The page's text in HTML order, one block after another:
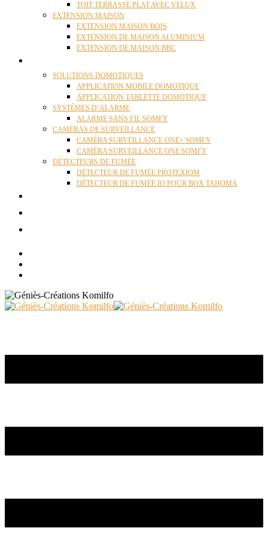
TOIT TERRASSE PLAT AVEC VELUX
EXTENSION MAISON
EXTENSION MAISON BOIS
EXTENSION DE MAISON ALUMINIUM
EXTENSION DE MAISON BBC
SOLUTIONS DOMOTIQUES
APPLICATION MOBILE DOMOTIQUE
APPLICATION TABLETTE DOMOTIQUE
SYSTÈMES D’ALARME
ALARME SANS FIL SOMFY
CAMÉRAS DE SURVEILLANCE
CAMÉRA SURVEILLANCE ONE+ SOMFY
CAMÉRA SURVEILLANCE ONE SOMFY
DÉTECTEURS DE FUMÉE
DÉTECTEUR DE FUMÉE PROTEXIOM
DÉTECTEUR DE FUMÉE IO POUR BOX TAHOMA